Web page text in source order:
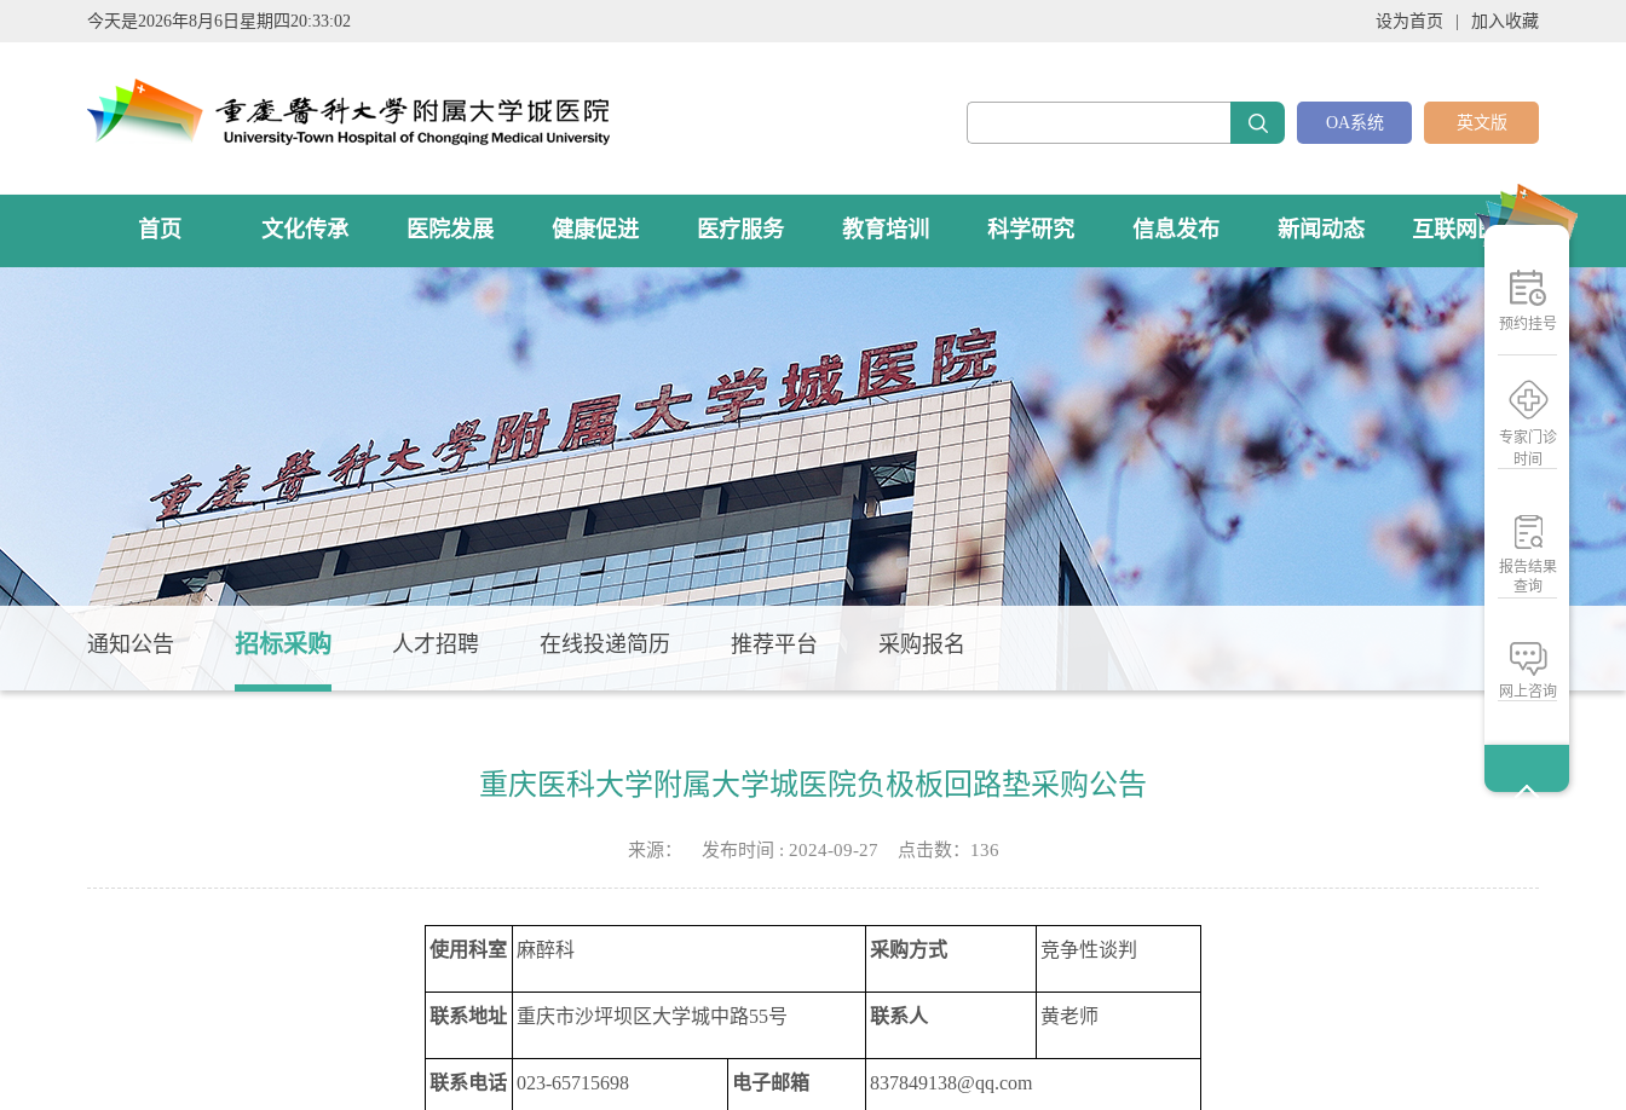
预约挂号
专家门诊
时间
报告结果
查询
网上咨询
今天是2026年8月6日星期四20:33:02 设为首页 加入收藏
OA系统 英文版
首页 文化传承 医院发展 健康促进 医疗服务 教育培训 科学研究 信息发布 新闻动态 互联网医院
通知公告 招标采购 人才招聘 在线投递简历 推荐平台 采购报名
重庆医科大学附属大学城医院负极板回路垫采购公告
来源： 发布时间 : 2024-09-27 点击数： 136
使用科室 麻醉科 采购方式 竞争性谈判
联系地址 重庆市沙坪坝区大学城中路55号 联系人 黄老师
联系电话 023-65715698 电子邮箱 837849138@qq.com